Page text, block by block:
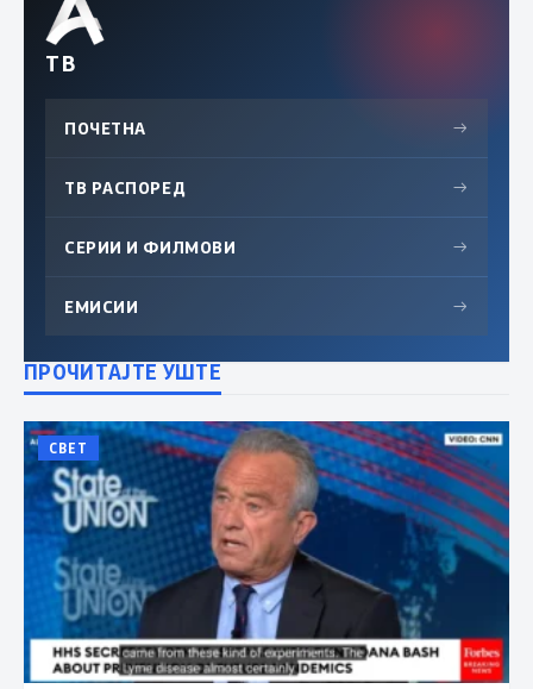
ТВ
ПОЧЕТНА →
ТВ РАСПОРЕД →
СЕРИИ И ФИЛМОВИ →
ЕМИСИИ →
ПРОЧИТАЈТЕ УШТЕ
СВЕТ